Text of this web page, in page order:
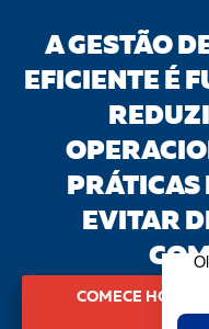
A GESTÃO
EFICIENTE É
PRÁTICAS
EVITAR
COMECE HOJE A